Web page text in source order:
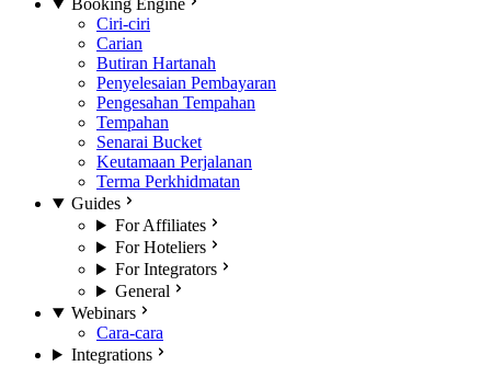
Booking Engine
Ciri-ciri
Carian
Butiran Hartanah
Penyelesaian Pembayaran
Pengesahan Tempahan
Tempahan
Senarai Bucket
Keutamaan Perjalanan
Terma Perkhidmatan
Guides
For Affiliates
For Hoteliers
For Integrators
General
Webinars
Cara-cara
Integrations